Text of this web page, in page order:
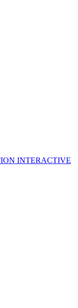
INTERACTIVE